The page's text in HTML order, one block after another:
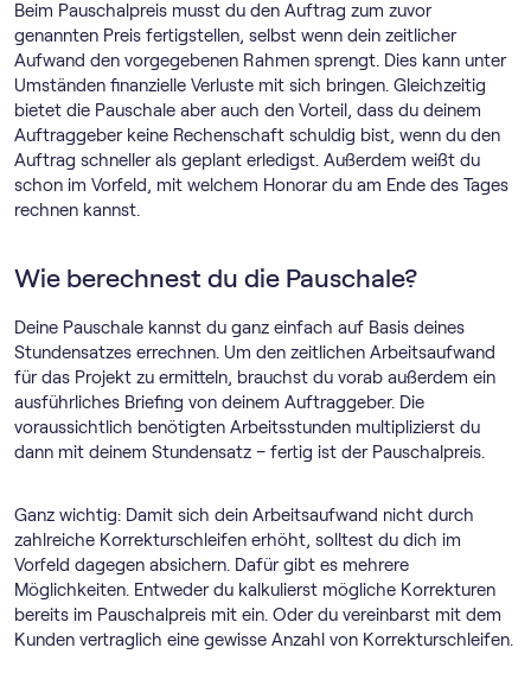
Beim Pauschalpreis musst du den Auftrag zum zuvor
genannten Preis fertigstellen, selbst wenn dein zeitlicher
Aufwand den vorgegebenen Rahmen sprengt. Dies kann unter
Umständen finanzielle Verluste mit sich bringen. Gleichzeitig
bietet die Pauschale aber auch den Vorteil, dass du deinem
Auftraggeber keine Rechenschaft schuldig bist, wenn du den
Auftrag schneller als geplant erledigst. Außerdem weißt du
schon im Vorfeld, mit welchem Honorar du am Ende des Tages
rechnen kannst.
Wie berechnest du die Pauschale?
Deine Pauschale kannst du ganz einfach auf Basis deines
Stundensatzes errechnen. Um den zeitlichen Arbeitsaufwand
für das Projekt zu ermitteln, brauchst du vorab außerdem ein
ausführliches Briefing von deinem Auftraggeber. Die
voraussichtlich benötigten Arbeitsstunden multiplizierst du
dann mit deinem Stundensatz – fertig ist der Pauschalpreis.
Ganz wichtig: Damit sich dein Arbeitsaufwand nicht durch
zahlreiche Korrekturschleifen erhöht, solltest du dich im
Vorfeld dagegen absichern. Dafür gibt es mehrere
Möglichkeiten. Entweder du kalkulierst mögliche Korrekturen
bereits im Pauschalpreis mit ein. Oder du vereinbarst mit dem
Kunden vertraglich eine gewisse Anzahl von Korrekturschleifen.